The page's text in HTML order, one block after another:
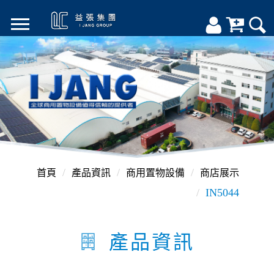
首頁 產品資訊 商用置物設備 商店展示
IN5044
產品資訊